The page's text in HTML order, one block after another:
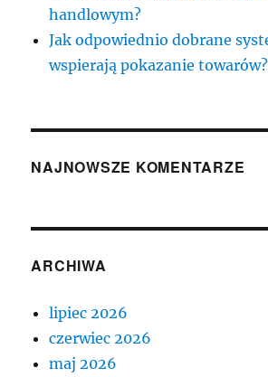
handlowym?
Jak odpowiednio dobrane
wspierają pokazanie towarów?
NAJNOWSZE KOMENTARZE
ARCHIWA
lipiec 2026
czerwiec 2026
maj 2026